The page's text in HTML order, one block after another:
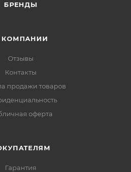
БРЕНДЫ
КОМПАНИИ
Отзывы
Контакты
продажи товаров
оферта
Гарантия